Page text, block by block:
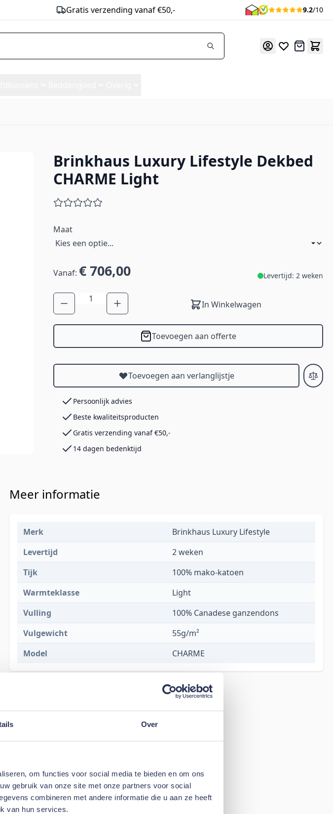
Over
om functies voor social media te bieden en om ons
gebruik van onze site met onze partners voor social
combineren met andere informatie die u aan ze heeft
van hun services.
Gratis verzending vanaf €50,- 9.2/10
Offerte
Brinkhaus Luxury Lifestyle Dekbed
CHARME Light
Maat
Vanaf:€ 706,00 Levertijd: 2 weken
Aantal
In Winkelwagen
Toevoegen aan offerte
Toevoegen aan verlanglijstje
Persoonlijk advies
Beste kwaliteitsproducten
Gratis verzending vanaf €50,-
14 dagen bedenktijd
Meer informatie
Merk
Brinkhaus Luxury Lifestyle
Levertijd
2 weken
Tijk
100% mako-katoen
Warmteklasse
Light
Vulling
100% Canadese ganzendons
Vulgewicht
55g/m²
Model
CHARME